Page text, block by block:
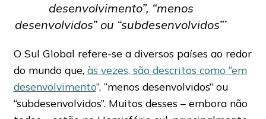
desenvolvimento”, “menos
desenvolvidos” ou “subdesenvolvidos”’
O Sul Global refere-se a diversos países ao redor
do mundo que, às vezes, são descritos como “em
desenvolvimento”, “menos desenvolvidos” ou
“subdesenvolvidos”. Muitos desses – embora não